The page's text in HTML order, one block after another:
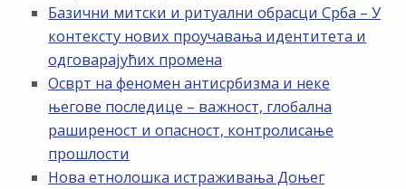
Базични митски и ритуални обрасци Срба – У
контексту нових проучавања идентитета и
одговарајућих промена
Осврт на феномен антисрбизма и неке
његове последице – важност, глобална
раширеност и опасност, контролисање
прошлости
Нова етнолошка истраживања Доњег